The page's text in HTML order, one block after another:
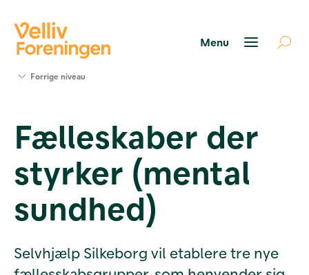
Værktøjer
og viden
Om Velliv
Foreningen
Kontakt
os
Forrige niveau
Fælleskaber der
styrker (mental
sundhed)
Selvhjælp Silkeborg vil etablere tre nye